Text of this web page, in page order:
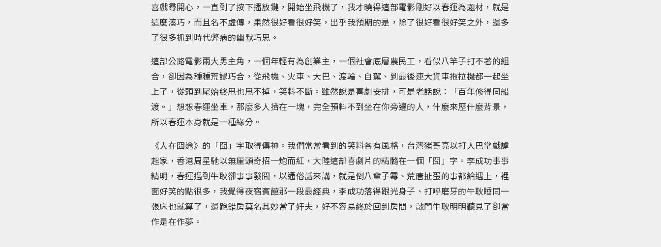
喜戲尋開心，一直到了按下播放鍵，開始坐飛機了，我才曉得這部電影剛好以春運為題材，就是
這麼湊巧，而且名不虛傳，果然很好看很好笑，出乎我預期的是，除了很好看很好笑之外，還多
了很多抓到時代弊病的幽默巧思。
這部公路電影兩大男主角，一個年輕有為創業主，一個社會底層農民工，看似八竿子打不著的組
合，卻因為種種荒謬巧合，從飛機、火車、大巴、渡輪、自駕、到最後連大貨車拖拉機都一起坐
上了，從頭到尾始終甩也甩不掉，笑料不斷。雖然說是喜劇安排，可是老話說：「百年修得同船
渡。」想想春運坐車，那麼多人擠在一塊，完全預料不到坐在你旁邊的人，什麼來歷什麼背景，
所以春運本身就是一種緣分。
《人在囧途》的「囧」字取得傳神。我們常常看到的笑料各有風格，台灣猪哥亮以打人巴掌戲謔
起家，香港周星馳以無厘頭奇招一炮而紅，大陸這部喜劇片的精髓在一個「囧」字。李成功事事
精明，春運遇到牛耿卻事事發囧，以通俗話來講，就是倒八輩子霉、荒唐扯蛋的事都給遇上，裡
面好笑的點很多，我覺得夜宿賓館那一段最經典，李成功落得跟光身子、打呼磨牙的牛耿睡同一
張床也就算了，還跑錯房莫名其妙當了奸夫，好不容易終於回到房間，敲門牛耿明明聽見了卻當
作是在作夢。